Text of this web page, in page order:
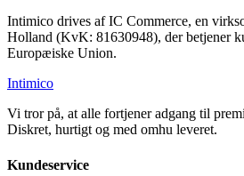
Intimico drives af IC Commerce, en
Holland (KvK: 81630948), der betjener
Europæiske Union.
Intimico
Vi tror på, at alle fortjener adgang til
Diskret, hurtigt og med omhu leveret.
Kundeservice